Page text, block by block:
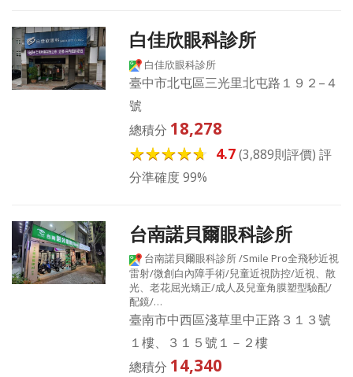
白佳欣眼科診所
白佳欣眼科診所
臺中市北屯區三光里北屯路１９２–４
號
總積分 18,278
4.7(3,889則評價) 評
分準確度 99%
台南諾貝爾眼科診所
台南諾貝爾眼科診所 /Smile Pro全飛秒近視
雷射/微創白內障手術/兒童近視防控/近視、散
光、老花屈光矯正/成人及兒童角膜塑型驗配/
配鏡/…
臺南市中西區淺草里中正路３１３號
１樓、３１５號１－２樓
總積分 14,340